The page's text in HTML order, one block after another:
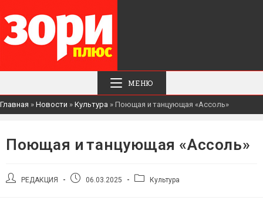
МЕНЮ
Главная » Новости » Культура » Поющая и танцующая «Ассоль»
Поющая и танцующая «Ассоль»
АвторРЕДАКЦИЯ
Запись06.03.2025
РубрикаКультура